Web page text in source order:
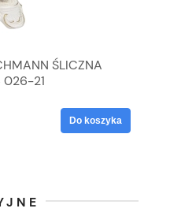
ŚLICZNA
026-21
Do koszyka